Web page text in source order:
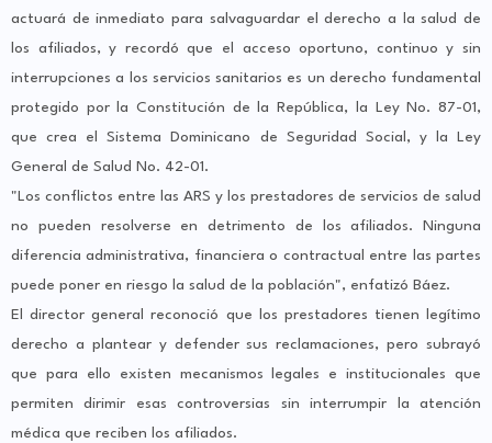
actuará de inmediato para salvaguardar el derecho a la salud de
los afiliados, y recordó que el acceso oportuno, continuo y sin
interrupciones a los servicios sanitarios es un derecho fundamental
protegido por la Constitución de la República, la Ley No. 87-01,
que crea el Sistema Dominicano de Seguridad Social, y la Ley
General de Salud No. 42-01.
"Los conflictos entre las ARS y los prestadores de servicios de salud
no pueden resolverse en detrimento de los afiliados. Ninguna
diferencia administrativa, financiera o contractual entre las partes
puede poner en riesgo la salud de la población", enfatizó Báez.
El director general reconoció que los prestadores tienen legítimo
derecho a plantear y defender sus reclamaciones, pero subrayó
que para ello existen mecanismos legales e institucionales que
permiten dirimir esas controversias sin interrumpir la atención
médica que reciben los afiliados.